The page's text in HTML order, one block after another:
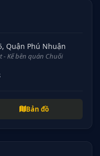
Quận Phú Nhuận
- Kế bên quán Chuối
Bản đồ